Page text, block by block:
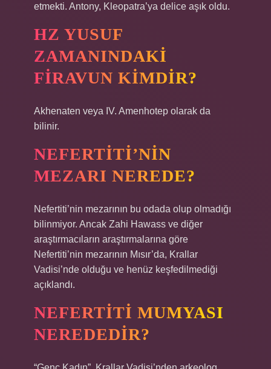
etmekti. Antony, Kleopatra’ya delice aşık oldu.
HZ YUSUF
ZAMANINDAKI
FIRAVUN KIMDIR?
Akhenaten veya IV. Amenhotep olarak da
bilinir.
NEFERTITI’NIN
MEZARI NEREDE?
Nefertiti’nin mezarının bu odada olup olmadığı
bilinmiyor. Ancak Zahi Hawass ve diğer
araştırmacıların araştırmalarına göre
Nefertiti’nin mezarının Mısır’da, Krallar
Vadisi’nde olduğu ve henüz keşfedilmediği
açıklandı.
NEFERTITI MUMYASI
NEREDEDIR?